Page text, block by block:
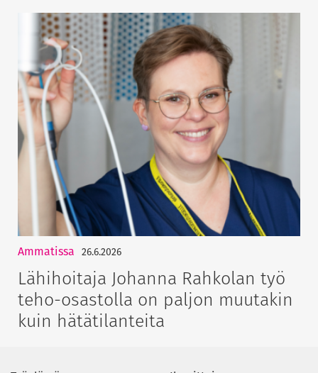
Ammatissa 26.6.2026
Lähihoitaja Johanna Rahkolan työ
teho-osastolla on paljon muutakin
kuin hätätilanteita